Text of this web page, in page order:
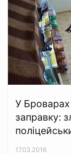
У Броварах
заправку:
17.03.2016